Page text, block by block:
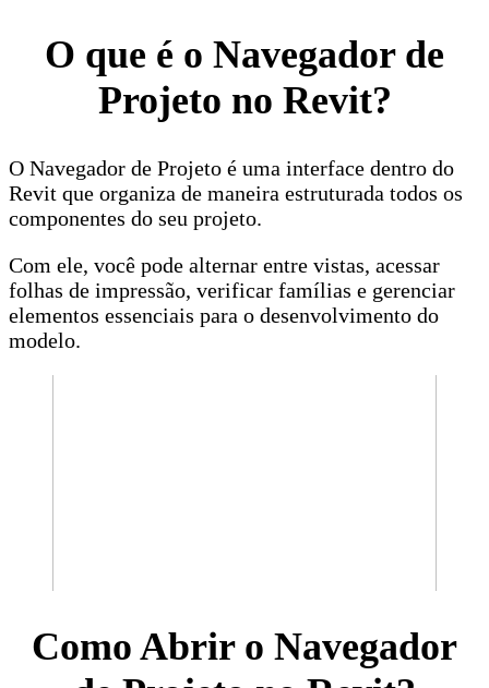
O que é o Navegador de
Projeto no Revit?
O Navegador de Projeto é uma interface dentro do
Revit que organiza de maneira estruturada todos os
componentes do seu projeto.
Com ele, você pode alternar entre vistas, acessar
folhas de impressão, verificar famílias e gerenciar
elementos essenciais para o desenvolvimento do
modelo.
Como Abrir o Navegador